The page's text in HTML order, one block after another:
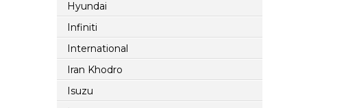
Hyundai
Infiniti
International
Iran Khodro
Isuzu